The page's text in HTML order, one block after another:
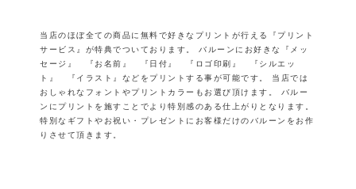
当店のほぼ全ての商品に無料で好きなプリントが行える『プリント
サービス』が特典でついております。
バルーンにお好きな『メッ
セージ』 『お名前』 『日付』 『ロゴ印刷』 『シルエッ
ト』 『イラスト』などをプリントする事が可能です。
当店では
おしゃれなフォントやプリントカラーもお選び頂けます。
バルー
ンにプリントを施すことでより特別感のある仕上がりとなります。
特別なギフトやお祝い・プレゼントにお客様だけのバルーンをお作
りさせて頂きます。